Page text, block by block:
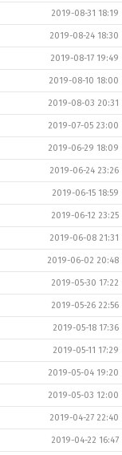
2019-08-31 18:19
2019-08-24 18:30
2019-08-17 19:49
2019-08-10 18:00
2019-08-03 20:31
2019-07-05 23:00
2019-06-29 18:09
2019-06-24 23:26
2019-06-15 18:59
2019-06-12 23:25
2019-06-08 21:31
2019-06-02 20:48
2019-05-30 17:22
2019-05-26 22:56
2019-05-18 17:36
2019-05-11 17:29
2019-05-04 19:20
2019-05-03 12:00
2019-04-27 22:40
2019-04-22 16:47